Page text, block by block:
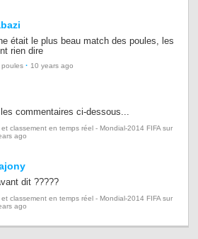
était le plus beau match des poules, les
rien dire
poules · 10 years ago
commentaires ci-dessous...
classement en temps réel - Mondial-2014 FIFA sur
ago
dit ?????
classement en temps réel - Mondial-2014 FIFA sur
ago